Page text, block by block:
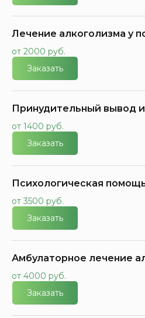
Лечение алкоголизма у
от 2000 руб.
Заказать
Принудительный вывод
от 1400 руб.
Заказать
Психологическая
от 3500 руб.
Заказать
Амбулаторное лечение
от 4000 руб.
Заказать